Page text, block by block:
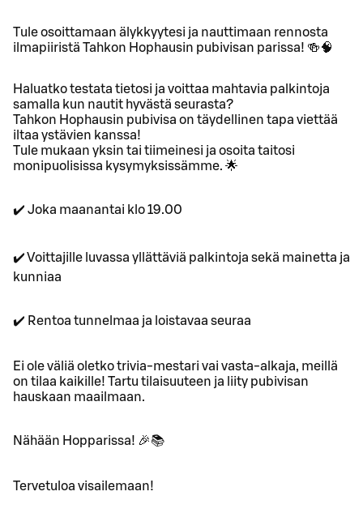
Tule osoittamaan älykkyytesi ja nauttimaan rennosta
ilmapiiristä Tahkon Hophausin pubivisan parissa! 🍻🧠
Haluatko testata tietosi ja voittaa mahtavia palkintoja
samalla kun nautit hyvästä seurasta?
Tahkon Hophausin pubivisa on täydellinen tapa viettää
iltaa ystävien kanssa!
Tule mukaan yksin tai tiimeinesi ja osoita taitosi
monipuolisissa kysymyksissämme. 🌟
✔️ Joka maanantai klo 19.00
✔️ Voittajille luvassa yllättäviä palkintoja sekä mainetta ja
kunniaa
✔️ Rentoa tunnelmaa ja loistavaa seuraa
Ei ole väliä oletko trivia-mestari vai vasta-alkaja, meillä
on tilaa kaikille! Tartu tilaisuuteen ja liity pubivisan
hauskaan maailmaan.
Nähään Hopparissa! 🎉📚
Tervetuloa visailemaan!